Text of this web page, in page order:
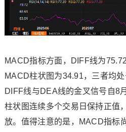
MACD指标方面，DIFF线为
MACD柱状图为34.91，三者均处
DIFF线与DEA线的金叉信号自8
柱状图连续多个交易日保持正值
放。值得注意的是，MACD指标